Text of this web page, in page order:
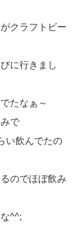
クラフトビー
に行きまし
たなぁ～
で
い飲んでたの
のでほぼ飲み
^^;